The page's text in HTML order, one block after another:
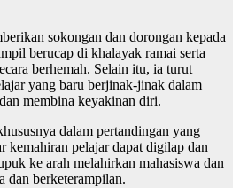
sokongan dan dorongan kepada
berucap di khalayak ramai serta
berhemah. Selain itu, ia turut
yang baru berjinak-jinak dalam
membina keyakinan diri.
dalam pertandingan yang
kemahiran pelajar dapat digilap dan
ke arah melahirkan mahasiswa dan
dan berketerampilan.